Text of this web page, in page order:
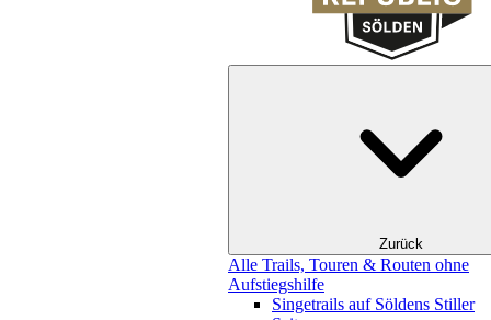
Zurück
Alle Trails, Touren & Routen ohne
Aufstiegshilfe
Singetrails auf Söldens Stiller